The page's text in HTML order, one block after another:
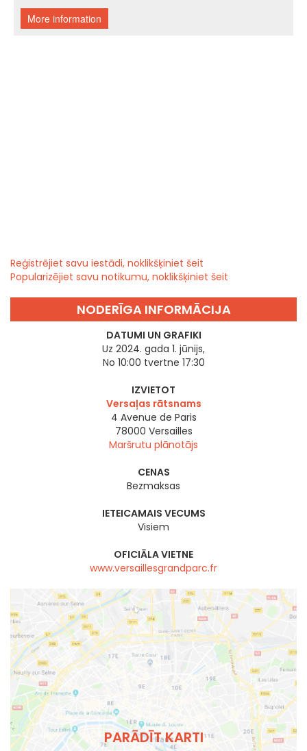
Reģistrējiet savu iestādi, noklikšķiniet šeit
Popularizējiet savu notikumu, noklikšķiniet šeit
NODERĪGA INFORMĀCIJA
DATUMI UN GRAFIKI
Uz 2024. gada 1. jūnijs,
No 10:00 tvertne 17:30
IZVIETOT
Versaļas rātsnams
4 Avenue de Paris
78000 Versailles
Maršrutu plānotājs
CENAS
Bezmaksas
IETEICAMAIS VECUMS
Visiem
OFICIĀLA VIETNE
www.versaillesgrandparc.fr
PARĀDĪT KARTI